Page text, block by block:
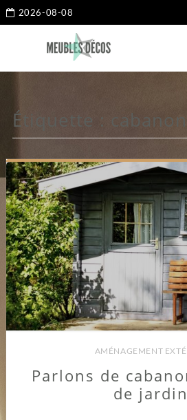
2026-08-08
Étiquette : cabanon
AMÉNAGEMENT
Parlons de
de jardin